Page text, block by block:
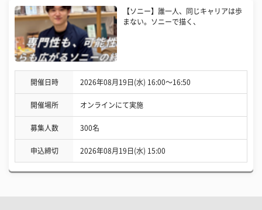
【ソニー】誰一人、同じキャリアは歩
まない。ソニーで描く、
開催日時 2026年08月19日(水) 16:00〜16:50
開催場所 オンラインにて実施
募集人数 300名
申込締切 2026年08月19日(水) 15:00